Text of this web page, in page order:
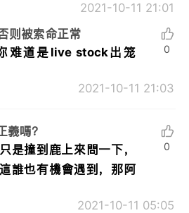
2021-10-11 21:01
则被索命正常
难道是live stock出笼
2021-10-11 21:03
0
義嗎？
是撞到鹿上來問一下，
誰也有機會遇到，那阿
2021-10-11 05:05
0